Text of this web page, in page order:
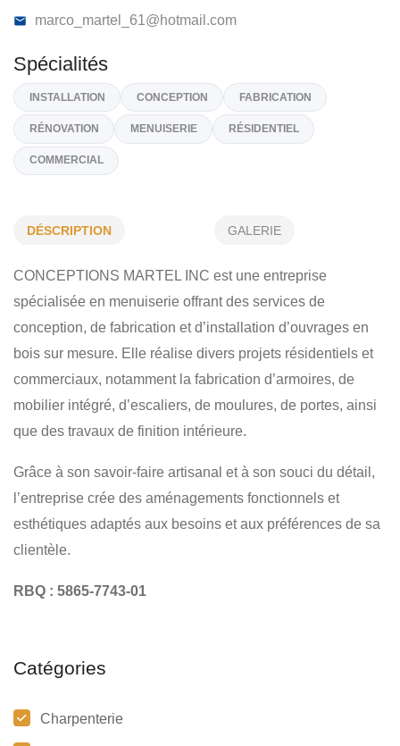
CONCEPTIONS MARTEL INC
54, Rue Cormier, East Angus
(819) 342-8993
Sur Demande
marco_martel_61@hotmail.com
RÉNOVATION MENUISERIE RÉSIDENTIEL
DÉSCRIPTION GALERIE
CONCEPTIONS MARTEL INC est une entreprise
spécialisée en menuiserie offrant des services de
conception, de fabrication et d’installation d’ouvrages en
bois sur mesure. Elle réalise divers projets résidentiels et
commerciaux, notamment la fabrication d’armoires, de
mobilier intégré, d’escaliers, de moulures, de portes, ainsi
que des travaux de finition intérieure.
Grâce à son savoir-faire artisanal et à son souci du détail,
l’entreprise crée des aménagements fonctionnels et
esthétiques adaptés aux besoins et aux préférences de sa
clientèle.
RBQ : 5865-7743-01
Catégories
Charpenterie